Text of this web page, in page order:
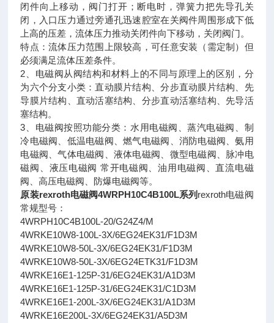
闭件向上移动，阀门打开；断电时，弹簧力把先导孔关
闭，入口压力通过旁通孔迅速腔室在关阀件周围形成下低
上高的压差，流体压力推动关闭件向下移动，关闭阀门。
特点：流体压力范围上限较高，可任意安装（需定制）但
必须满足流体压差条件。
2、电磁阀从阀结构和材料上的不同与原理上的区别，分
为六个分支小类：直动膜片结构、分步直动膜片结构、先
导膜片结构、直动活塞结构、分步直动活塞结构、先导活
塞结构。
3、电磁阀按照功能分类：水用电磁阀、蒸汽电磁阀、制
冷电磁阀、低温电磁阀、燃气电磁阀、消防电磁阀、氨用
电磁阀、气体电磁阀、液体电磁阀、微型电磁阀、脉冲电
磁阀、液压电磁阀 常开电磁阀、油用电磁阀、直流电磁
阀、高压电磁阀、防爆电磁阀等。
原装rexroth电磁阀4WRPH10C4B100L系列 rexroth电磁阀
常规型号：
4WRPH10C4B100L-20/G24Z4/M
4WRKE10W8-100L-3X/6EG24EK31/F1D3M
4WRKE10W8-50L-3X/6EG24EK31/F1D3M
4WRKE10W8-50L-3X/6EG24ETK31/F1D3M
4WRKE16E1-125P-31/6EG24EK31/A1D3M
4WRKE16E1-125P-31/6EG24EK31/C1D3M
4WRKE16E1-200L-3X/6EG24EK31/A1D3M
4WRKE16E200L-3X/6EG24EK31/A5D3M